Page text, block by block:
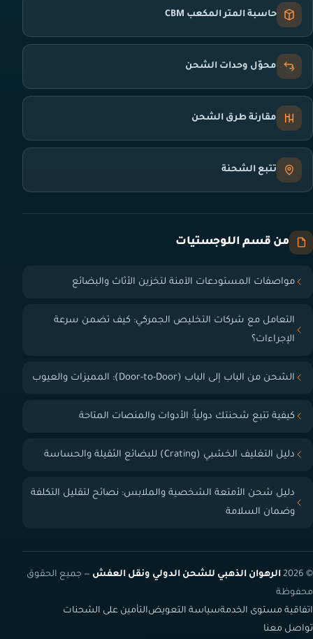
حاسبة المتر المكعب CBM
محوّل وحدات الشحن
مقارنة طرق الشحن
تتبع الشحنة
من قسم اللوجستيات
مواصفات المستودعات الآمنة لتخزين الأثاث والبضائع
التعامل مع شركات التخليص الجمركي: كيف تضمن سرعة
الإجراءات؟
الشحن من الباب إلى الباب (Door-to-Door): المميزات والعيوب
كيفية تتبع شحنتك دولياً: الأدوات والمنصات المتاحة
دليل التغليف الخشبي (Crating) للبضائع الثقيلة والحساسة
دليل شحن الأمتعة الشخصية والملابس: نصائح لتقليل التكلفة
وضمان السلامة
© 2026 الرهوان الذهبي للشحن الدولي ونقل العفش — جميع الحقوق
محفوظة
اتفاقية مستوى الخدمةسياسة التعويضالتأمين على الشحنات
تواصل معنا